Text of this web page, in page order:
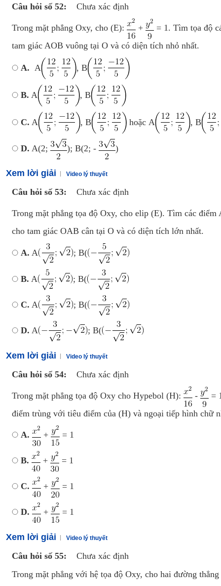
Câu hỏi số 52: Chưa xác định
Trong mặt phẳng Oxy, cho (E): +
= 1. Tìm tọa độ
tam giác AOB vuông tại O và có diện tích nhỏ nhất.
A. A , B
B. A , B
C. A , B hoặc A , B
D. A(2; ); B(2; - )
Xem lời giải Video lý thuyết
Câu hỏi số 53: Chưa xác định
Trong mặt phẳng tọa độ Oxy, cho elip (E). Tìm các
cho tam giác OAB cân tại O và có diện tích lớn nhất.
A. A ; B(
B. A ; B(
C. A ; B(
D. A ; B(
Xem lời giải Video lý thuyết
Câu hỏi số 54: Chưa xác định
Trong mặt phẳng tọa độ Oxy cho Hypebol (H): -
=
điểm trùng với tiêu điểm của (H) và ngoại tiếp hình chữ
A. + = 1
B. + = 1
C. + = 1
D. + = 1
Xem lời giải Video lý thuyết
Câu hỏi số 55:
Chưa xác định
Trong mặt phẳng với hệ tọa độ Oxy, cho hai đường thẳng